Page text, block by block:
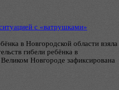
с «ватрушками»
в Новгородской области взяла
гибели ребёнка в
Новгороде зафиксирована